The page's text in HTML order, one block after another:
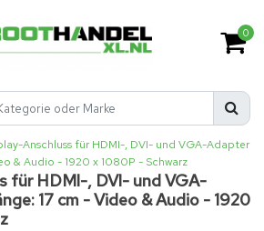
0
Anschluss für HDMI-, DVI- und VGA-Adapter
& Audio - 1920 x 1080P - Schwarz
für HDMI-, DVI- und VGA-
17 cm - Video & Audio - 1920